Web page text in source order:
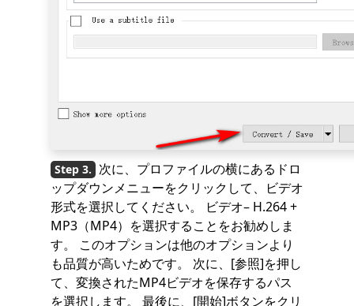
次に、プロファイルの横にあるドロ
ップダウンメニューをクリックして、ビデオ
形式を選択してください。 ビデオ– H.264 +
MP3（MP4）を選択することをお勧めしま
す。 このオプションは他のオプションより
も品質が高いためです。 次に、[参照]を押し
て、変換されたMP4ビデオを保存するパス
を選択します。 最後に、[開始]ボタンをクリ